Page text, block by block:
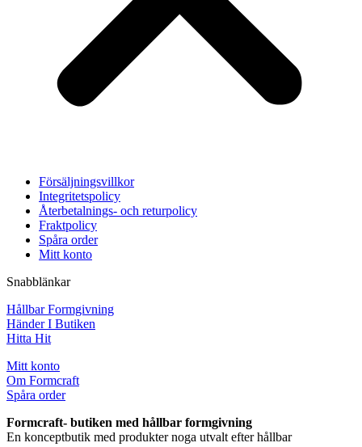
Försäljningsvillkor
Integritetspolicy
Återbetalnings- och returpolicy
Fraktpolicy
Spåra order
Mitt konto
Snabblänkar
Hållbar Formgivning
Händer I Butiken
Hitta Hit
Mitt konto
Om Formcraft
Spåra order
Formcraft- butiken med hållbar formgivning
En konceptbutik med produkter noga utvalt efter hållbar